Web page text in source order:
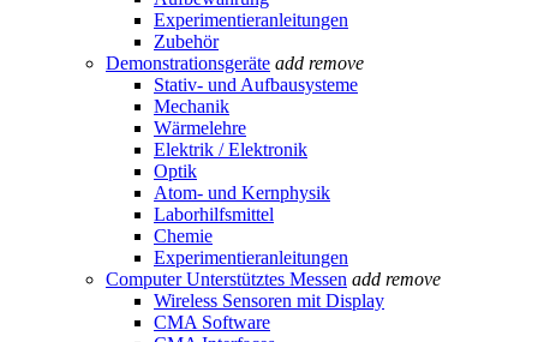
Experimentieranleitungen
Zubehör
Demonstrationsgeräte add remove
Stativ- und Aufbausysteme
Mechanik
Wärmelehre
Elektrik / Elektronik
Optik
Atom- und Kernphysik
Laborhilfsmittel
Chemie
Experimentieranleitungen
Computer Unterstütztes Messen add remove
Wireless Sensoren mit Display
CMA Software